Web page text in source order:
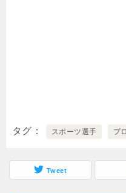
タグ スポーツ選手 プ
Tweet